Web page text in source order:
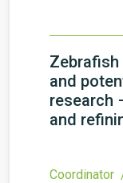
Zebrafish
and
research
and
Coordinator